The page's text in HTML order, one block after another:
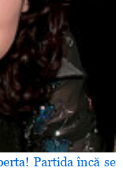
Partida încă se